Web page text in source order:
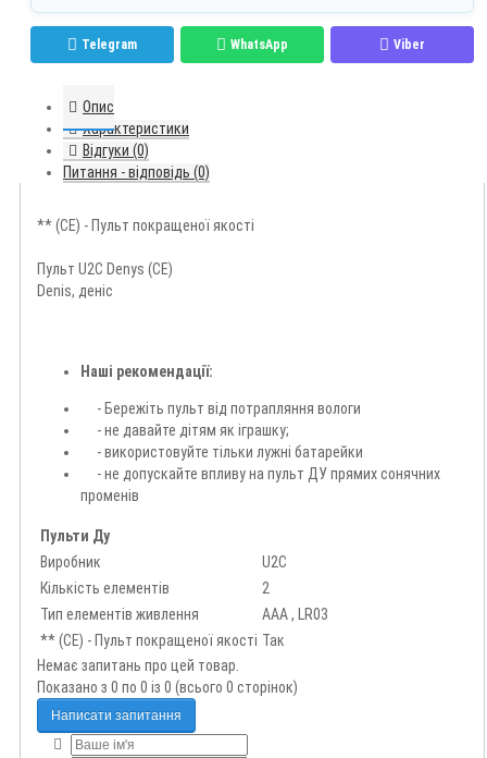
Telegram WhatsApp Viber
Опис
Характеристики
Відгуки (0)
Питання - відповідь (0)
** (CE) - Пульт покращеної якості
Пульт U2C Denys (CE)
Denis, деніс
Наші рекомендації:
- Бережіть пульт від потрапляння вологи
- не давайте дітям як іграшку;
- використовуйте тільки лужні батарейки
- не допускайте впливу на пульт ДУ прямих сонячних
променів
Пульти Ду
Виробник
U2C
Кількість елементів
2
Тип елементів живлення
AAA , LR03
** (CE) - Пульт покращеної якості Так
Немає запитань про цей товар.
Показано з 0 по 0 із 0 (всього 0 сторінок)
Написати запитання